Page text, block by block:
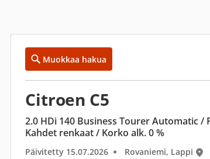
Muokkaa hakua
Citroen C5
2.0 HDi 140 Business Tourer Automatic
Kahdet renkaat / Korko alk. 0 %
Päivitetty 15.07.2026 Rovaniemi, Lappi